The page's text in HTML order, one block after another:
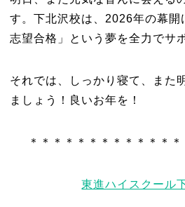
す。下北沢校は、2026年の幕開
志望合格」という夢を全力でサ
それでは、しっかり寝て、また
ましょう！良いお年を！
＊＊＊＊＊＊＊＊＊＊＊＊
東進ハイスクール